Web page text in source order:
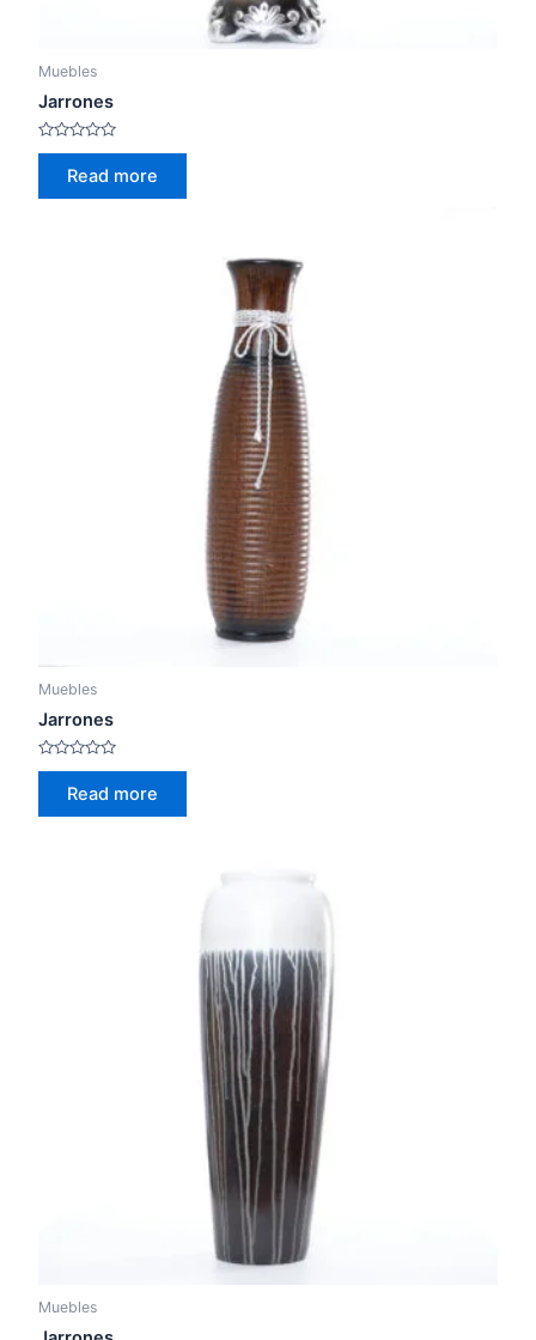
Muebles
Jarrones
Rated
Read more
Muebles
Jarrones
Rated
Read more
Muebles